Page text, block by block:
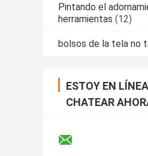
Pintando el
herramientas (12)
bolsos de la tela no
ESTOY EN
CHATEAR